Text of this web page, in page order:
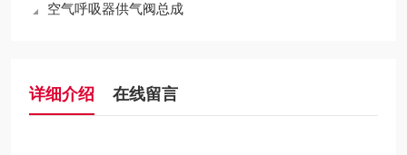
空气呼吸器供气阀总成
详细介绍 在线留言